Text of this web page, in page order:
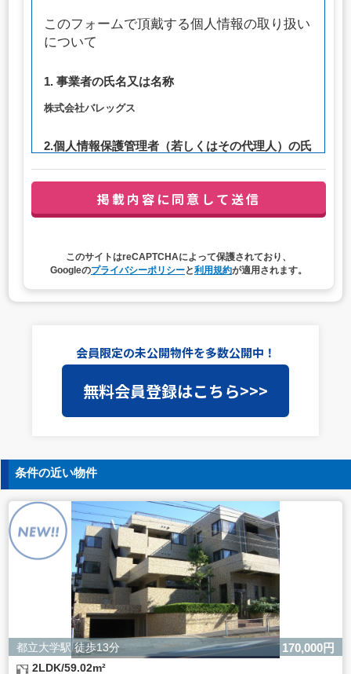
このフォームで頂戴する個人情報の取り扱い
について
1. 事業者の氏名又は名称
株式会社バレッグス
2.個人情報保護管理者（若しくはその代理人）の氏
連絡先：privacy@balleggs.co.jp
（1）お問い合わせ対応（本人への連絡を含む）のため
4. 個人情報取扱いの委託
当社は事業運営上、前項利用目的の範囲に限って個人情報
を外部に委託することがあります。この場合、個人情報保
護水準の高い委託先を選定し、個人情報の適正管理・機密
保持についての契約を交わし、適切な管理を実施させま
5. 個人情報の開示等の請求
ご本人様は、当社に対してご自身の個人情報の開示等（利
用目的の通知、開示、内容の訂正・追加・削除、利用の停
止または消去、第三者への提供の停止）に関して、下記の
当社問合わせ窓口に申し出ることができます。その際、当
社はお客様ご本人を確認させていただいたうえで、合理的
な間内に対応いたします。
【お問合せ窓口】
株式会社バレッグス 個人情報問合せ窓口
住所 東京都目黒区鷹番2-5-21
電話 03-3794-1115
お問合せメールアドレス privacy@balleggs.co.jp
受付時間：平日10：30～17：00 ※弊社公休日を除く
このサイトはreCAPTCHAによって保護されており、
Googleのプライバシーポリシーと利用規約が適用されます。
会員限定の未公開物件を多数公開中！
無料会員登録はこちら>>>
条件の近い物件
都立大学駅 徒歩13分 170,000円
2LDK/59.02m²